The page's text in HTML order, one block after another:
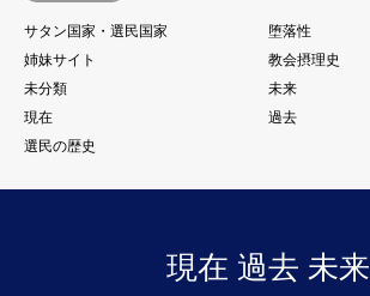
サタン国家・選民国家
堕落性
姉妹サイト
教会摂理史
未分類
未来
現在
過去
選民の歴史
現在 過去 未来